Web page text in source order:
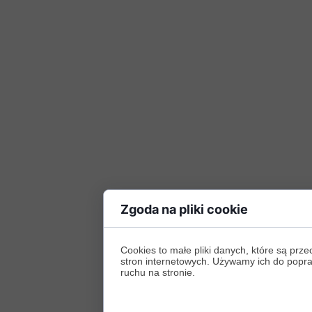
Zgoda na pliki cookie
Cookies to małe pliki danych, które są
stron internetowych. Używamy ich do
ruchu na stronie.